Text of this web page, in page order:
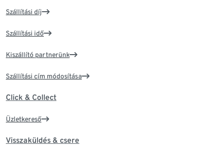
Szállítási díj
Szállítási idő
Kiszállító partnerünk
Szállítási cím módosítása
Click & Collect
Üzletkereső
Visszaküldés & csere